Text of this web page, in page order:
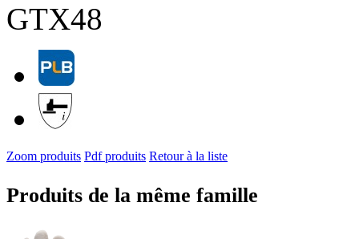
GTX48
Zoom produits Pdf produits Retour à la liste
Produits de la même famille